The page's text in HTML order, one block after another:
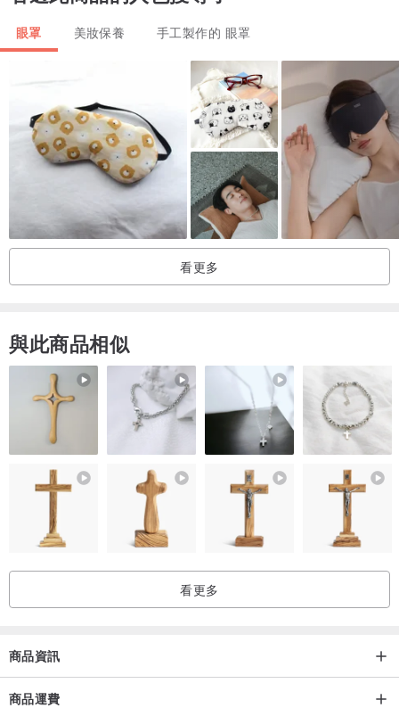
主件尺寸：
5.0 厘米 x 7.0 厘米（2.0 英寸 x 2.75 英寸）
用途廣泛：
✓訓練懶眼正常工作，讓視力正常發育
✓這些眼罩適合訓練弱視、近視
✓它可以適用於角色扮演。
主件尺寸：
眼罩 美妝保養 手工製作的 眼罩
看更多
與此商品相似
看更多
商品資訊
商品運費